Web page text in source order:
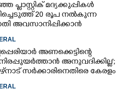
പ്ളാസ്റ്റിക് മദ്യക്കുപ്പികൾ
20 രൂപ നൽകുന്ന
അവസാനിപ്പിക്കാൻ
അണക്കെട്ടിന്റെ
അനുവദിക്കില്ല';
സർക്കാരിനെതിരെ കേരളം